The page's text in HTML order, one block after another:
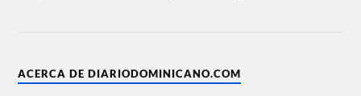
ACERCA DE DIARIODOMINICANO.COM